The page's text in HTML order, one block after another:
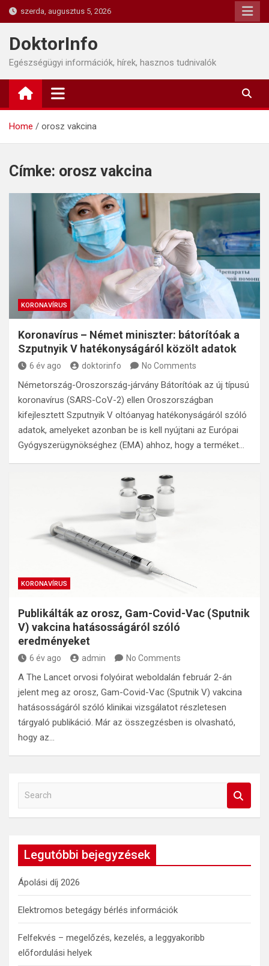
Skip
to
content
szerda, augusztus 5, 2026
DoktorInfo
Egészségügyi információk, hírek, hasznos tudnivalók
Home orosz vakcina
Címke: orosz vakcina
KORONAVÍRUS
Koronavírus – Német miniszter: bátorítóak a
Szputnyik V hatékonyságáról közölt adatok
6 év ago doktorinfo No Comments
Németország-Oroszország-járvány Bátorítóak az új típusú
koronavírus (SARS-CoV-2) ellen Oroszországban
kifejlesztett Szputnyik V oltóanyag hatékonyságáról szóló
adatok, amelyeket azonban be is kell nyújtani az Európai
Gyógyszerügynökséghez (EMA) ahhoz, hogy a terméket…
KORONAVÍRUS
Publikálták az orosz, Gam-Covid-Vac (Sputnik
V) vakcina hatásosságáról szóló
eredményeket
6 év ago admin No Comments
A The Lancet orvosi folyóirat weboldalán február 2-án
jelent meg az orosz, Gam-Covid-Vac (Sputnik V) vakcina
hatásosságáról szóló klinikai vizsgálatot részletesen
tárgyaló publikáció. Már az összegzésben is olvasható,
hogy az…
a
h
Legutóbbi bejegyzések
Ápolási díj 2026
Elektromos betegágy bérlés információk
Felfekvés – megelőzés, kezelés, a leggyakoribb
előfordulási helyek